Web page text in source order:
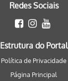
Redes Sociais
Estrutura do Portal
Política de Privacidade
Página Principal